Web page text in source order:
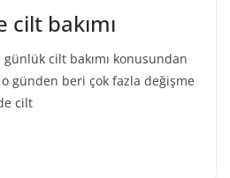
bakımı
günlük cilt bakımı konusundan
günden beri çok fazla değişme
cilt